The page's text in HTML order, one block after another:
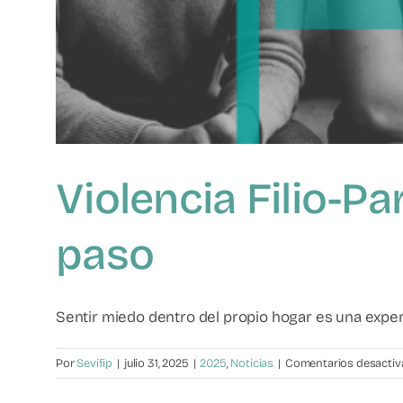
Violencia Filio-
paso
Sentir miedo dentro del propio hogar es una
PorSevifip | julio 31, 2025 | 2025,Noticias | Comentarios